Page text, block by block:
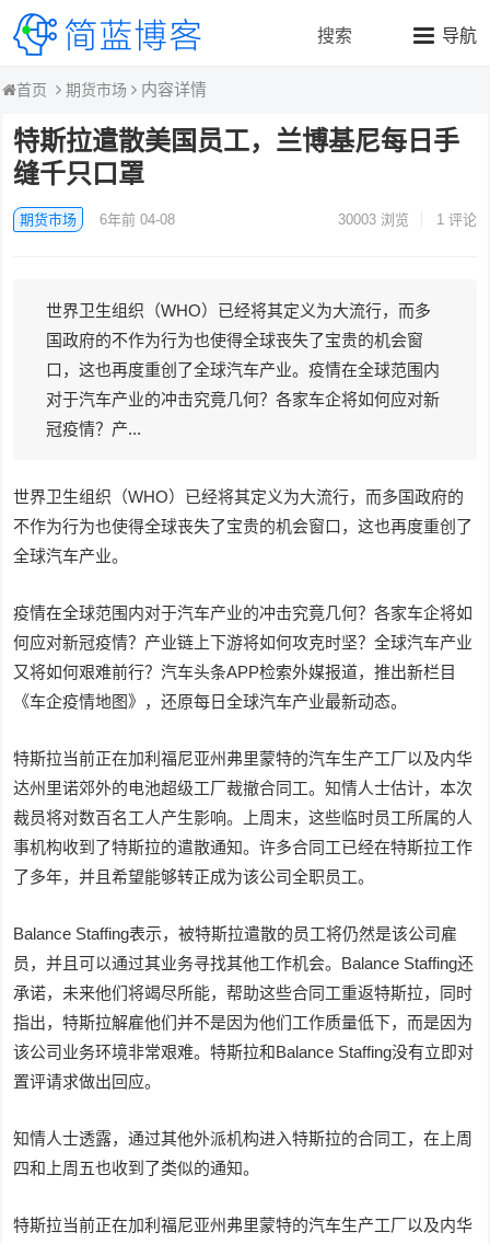
导航
搜索
首页 期货市场 内容详情
特斯拉遣散美国员工，兰博基尼每日手
缝千只口罩
期货市场 6年前 04-08 30003浏览 1 评论
世界卫生组织（WHO）已经将其定义为大流行，而多
国政府的不作为行为也使得全球丧失了宝贵的机会窗
口，这也再度重创了全球汽车产业。疫情在全球范围内
对于汽车产业的冲击究竟几何？各家车企将如何应对新
冠疫情？产...
世界卫生组织（WHO）已经将其定义为大流行，而多国政府的
不作为行为也使得全球丧失了宝贵的机会窗口，这也再度重创了
全球汽车产业。
疫情在全球范围内对于汽车产业的冲击究竟几何？各家车企将如
何应对新冠疫情？产业链上下游将如何攻克时坚？全球汽车产业
又将如何艰难前行？汽车头条APP检索外媒报道，推出新栏目
《车企疫情地图》，还原每日全球汽车产业最新动态。
特斯拉当前正在加利福尼亚州弗里蒙特的汽车生产工厂以及内华
达州里诺郊外的电池超级工厂裁撤合同工。知情人士估计，本次
裁员将对数百名工人产生影响。上周末，这些临时员工所属的人
事机构收到了特斯拉的遣散通知。许多合同工已经在特斯拉工作
了多年，并且希望能够转正成为该公司全职员工。
Balance Staffing表示，被特斯拉遣散的员工将仍然是该公司雇
员，并且可以通过其业务寻找其他工作机会。Balance Staffing还
承诺，未来他们将竭尽所能，帮助这些合同工重返特斯拉，同时
指出，特斯拉解雇他们并不是因为他们工作质量低下，而是因为
该公司业务环境非常艰难。特斯拉和Balance Staffing没有立即对
置评请求做出回应。
知情人士透露，通过其他外派机构进入特斯拉的合同工，在上周
四和上周五也收到了类似的通知。
特斯拉当前正在加利福尼亚州弗里蒙特的汽车生产工厂以及内华